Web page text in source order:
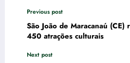
Previous post
São João de Maracanaú (CE)
450 atrações culturais
Next post